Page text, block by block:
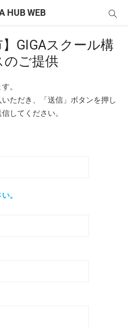
HUB WEB
】GIGAスクール構
のご提供
。
ただき、「送信」ボタンを押し
してください。
。